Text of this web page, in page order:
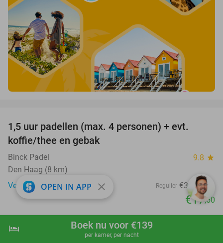
shopping_cart Boek nu
hotel Boek nu voor €139
per kamer, per nacht
1,5 uur padellen (max. 4 personen) + evt.
koffie/thee en gebak
Binck Padel 9.8 star
Den Haag (8 km)
Verkocht: 339
Regulier €37 ,50
€17,50
favorite_border
60 dagen luisterboeken en e-books (20
OPEN IN APP close